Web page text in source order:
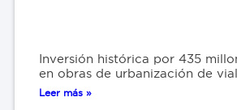
Inversión histórica por 435
en obras de urbanización de
Leer más »